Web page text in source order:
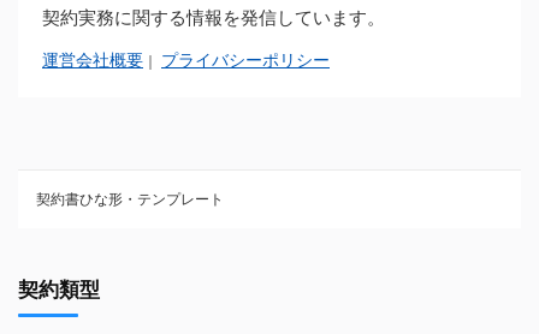
契約実務に関する情報を発信しています。
運営会社概要 ｜ プライバシーポリシー
契約書ひな形・テンプレート
NDA（秘密保持契約）
契約類型